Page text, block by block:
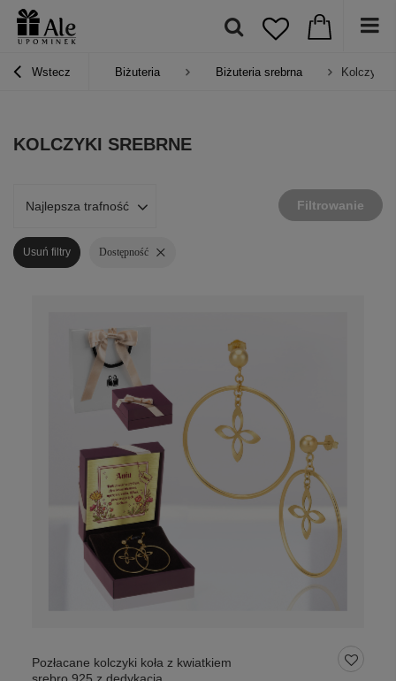
Wstecz Biżuteria Biżuteria srebrna Kolczyki
KOLCZYKI SREBRNE
Najlepsza trafność Filtrowanie
Usuń filtry Dostępność
Pozłacane kolczyki koła z kwiatkiem